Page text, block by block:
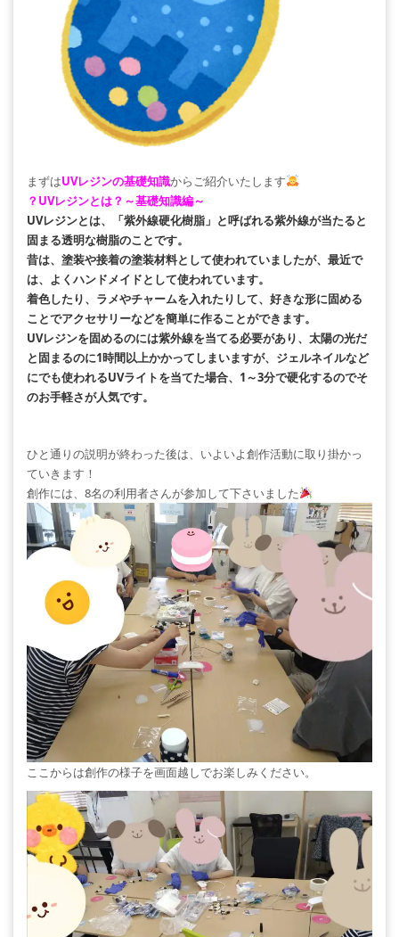
まずはUVレジンの基礎知識からご紹介いたします
？UVレジンとは？～基礎知識編～
UVレジンとは、「紫外線硬化樹脂」と呼ばれる紫外線が当たると
固まる透明な樹脂のことです。
昔は、塗装や接着の塗装材料として使われていましたが、最近で
は、よくハンドメイドとして使われています。
着色したり、ラメやチャームを入れたりして、好きな形に固める
ことでアクセサリーなどを簡単に作ることができます。
UVレジンを固めるのには紫外線を当てる必要があり、太陽の光だ
と固まるのに1時間以上かかってしまいますが、ジェルネイルなど
にでも使われるUVライトを当てた場合、1～3分で硬化するのでそ
のお手軽さが人気です。
ひと通りの説明が終わった後は、いよいよ創作活動に取り掛かっ
ていきます！
創作には、8名の利用者さんが参加して下さいました
ここからは創作の様子を画面越しでお楽しみください。